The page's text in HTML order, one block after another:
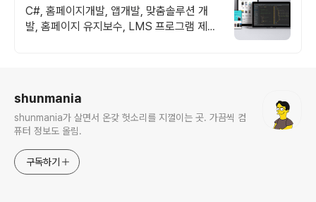
체
C#, 홈페이지개발, 앱개발, 맞춤솔루션 개
발, 홈페이지 유지보수, LMS 프로그램 제작
shunmania
shunmania가 살면서 온갖 헛소리를 지껄이는 곳. 가끔씩 컴
퓨터 정보도 올림.
구독하기